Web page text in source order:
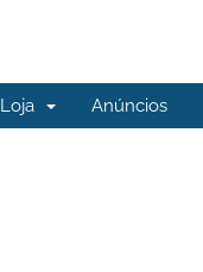
Loja Anúncios